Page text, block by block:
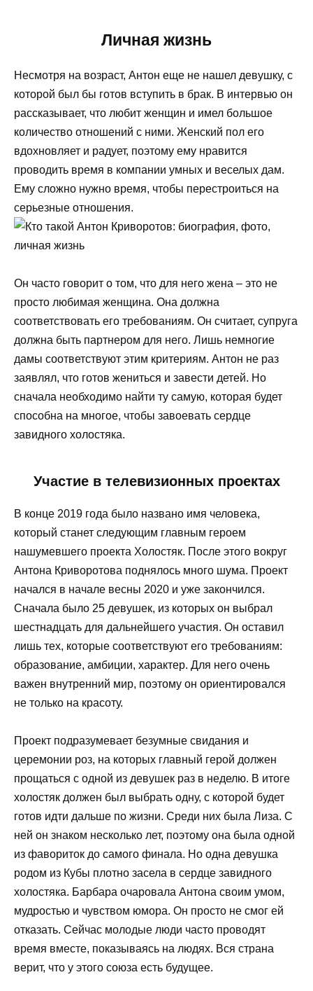
Личная жизнь
Несмотря на возраст, Антон еще не нашел девушку, с
которой был бы готов вступить в брак. В интервью он
рассказывает, что любит женщин и имел большое
количество отношений с ними. Женский пол его
вдохновляет и радует, поэтому ему нравится
проводить время в компании умных и веселых дам.
Ему сложно нужно время, чтобы перестроиться на
серьезные отношения.
Он часто говорит о том, что для него жена – это не
просто любимая женщина. Она должна
соответствовать его требованиям. Он считает, супруга
должна быть партнером для него. Лишь немногие
дамы соответствуют этим критериям. Антон не раз
заявлял, что готов жениться и завести детей. Но
сначала необходимо найти ту самую, которая будет
способна на многое, чтобы завоевать сердце
завидного холостяка.
Участие в телевизионных проектах
В конце 2019 года было названо имя человека,
который станет следующим главным героем
нашумевшего проекта Холостяк. После этого вокруг
Антона Криворотова поднялось много шума. Проект
начался в начале весны 2020 и уже закончился.
Сначала было 25 девушек, из которых он выбрал
шестнадцать для дальнейшего участия. Он оставил
лишь тех, которые соответствуют его требованиям:
образование, амбиции, характер. Для него очень
важен внутренний мир, поэтому он ориентировался
не только на красоту.
Проект подразумевает безумные свидания и
церемонии роз, на которых главный герой должен
прощаться с одной из девушек раз в неделю. В итоге
холостяк должен был выбрать одну, с которой будет
готов идти дальше по жизни. Среди них была Лиза. С
ней он знаком несколько лет, поэтому она была одной
из фавориток до самого финала. Но одна девушка
родом из Кубы плотно засела в сердце завидного
холостяка. Барбара очаровала Антона своим умом,
мудростью и чувством юмора. Он просто не смог ей
отказать. Сейчас молодые люди часто проводят
время вместе, показываясь на людях. Вся страна
верит, что у этого союза есть будущее.